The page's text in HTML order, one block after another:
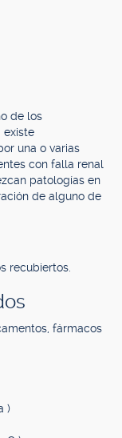
de los
existe
una o varias
con falla renal
patologías en
de alguno de
recubiertos.
fármacos
)